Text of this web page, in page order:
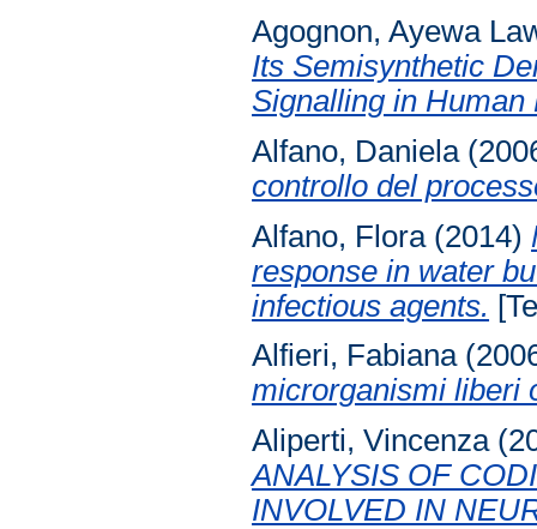
Agognon, Ayewa
Its Semisynthetic
Signalling in
Alfano, Daniela
controllo del
Alfano, Flora(2014)
response in water
infectious agents.
Alfieri, Fabiana
microrganismi liberi
Aliperti, Vincenza
ANALYSIS OF
INVOLVED IN